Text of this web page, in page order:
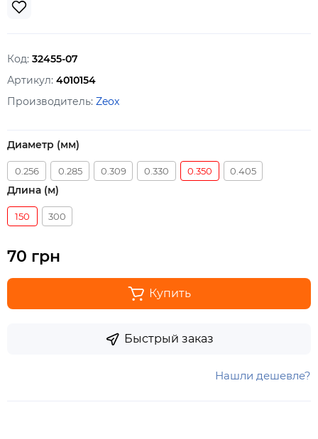
Код: 32455-07
Артикул: 4010154
Производитель: Zeox
Диаметр (мм)
0.256 0.285 0.309 0.330 0.350 0.405
Длина (м)
150 300
70 грн
Купить
Быстрый заказ
Нашли дешевле?